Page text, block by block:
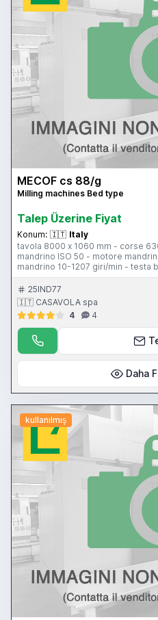
MECOF cs 88/g
Milling machines Bed type
Talep Üzerine Fiyat
Konum: 🇮🇹 Italy
tavola 8000 x 1060 mm - corse
mandrino ISO 50 - motore
mandrino 10-1207 giri/min - testa
posizioni - avanzamento di
rapido 4-6000 mm/min - CNC
25IND77
🇮🇹 CASAVOLA spa
4
4
Daha
kullanılmış